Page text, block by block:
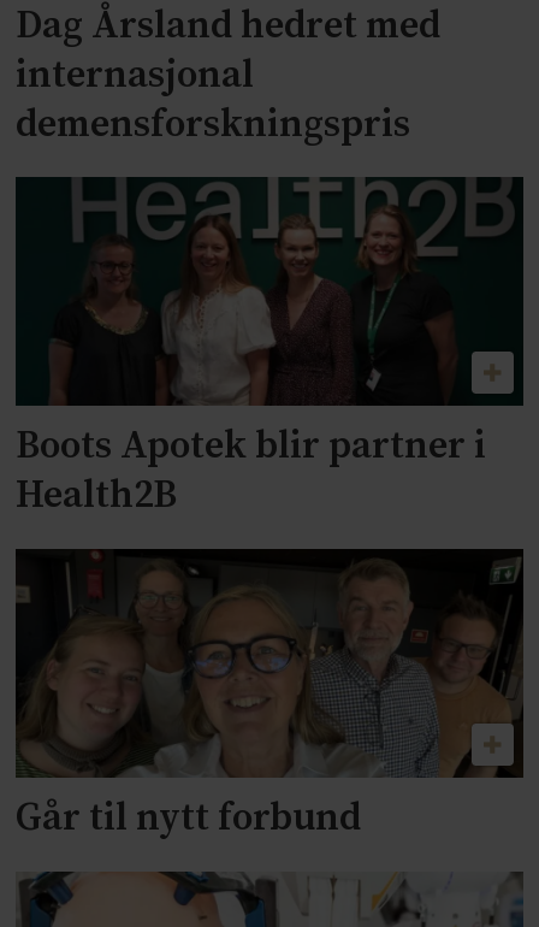
Dag Årsland hedret med
internasjonal
demensforskningspris
Boots Apotek blir partner i
Health2B
Går til nytt forbund